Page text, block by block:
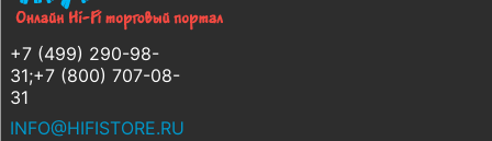
+7 (499) 290-98-
31;+7 (800) 707-08-
31
INFO@HIFISTORE.RU